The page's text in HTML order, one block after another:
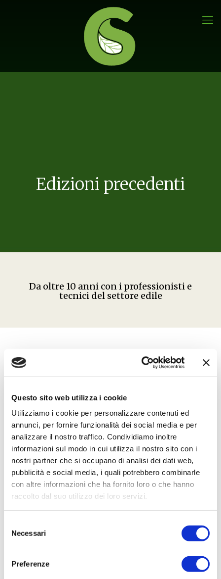
Questo sito web utilizza i cookie
Utilizziamo i cookie per personalizzare contenuti ed
annunci, per fornire funzionalità dei social media e per
analizzare il nostro traffico. Condividiamo inoltre
informazioni sul modo in cui utilizza il nostro sito con i
nostri partner che si occupano di analisi dei dati web,
pubblicità e social media, i quali potrebbero combinarle
con altre informazioni che ha fornito loro o che hanno
raccolto dal suo utilizzo dei loro servizi.
delNecessari
Preferenze
Edizioni precedenti
Da oltre 10 anni con i professionisti e
tecnici del settore edile
II edizione
2014
III edizione
2015